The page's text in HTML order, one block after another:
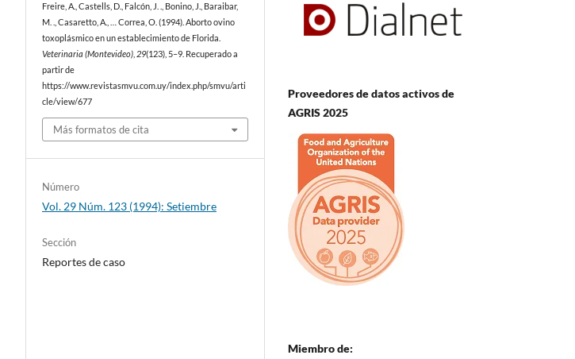
Freire, A., Castells, D., Falcón, J. ., Bonino, J., Baraibar,
M. ., Casaretto, A., … Correa, O. (1994). Aborto ovino
toxoplásmico en un establecimiento de Florida.
Veterinaria (Montevideo) 29(123), 5–9. Recuperado a
partir de
https://www.revistasmvu.com.uy/index.php/smvu/arti
cle/view/677
Más formatos de cita
Número
Vol. 29 Núm. 123 (1994): Setiembre
Sección
Reportes de caso
Proveedores de datos activos de
AGRIS 2025
Miembro de: